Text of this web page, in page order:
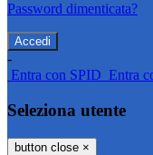
Password dimenticata?
-
Entra con SPID Entra
Seleziona utente
button close ×